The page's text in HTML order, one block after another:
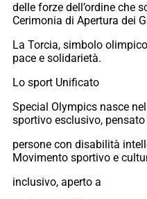
delle forze dell’ordine che
Cerimonia di Apertura dei
La Torcia, simbolo
pace e solidarietà.
Lo sport Unificato
Special Olympics nasce
sportivo esclusivo, pensato
persone con disabilità
Movimento sportivo e
inclusivo, aperto a